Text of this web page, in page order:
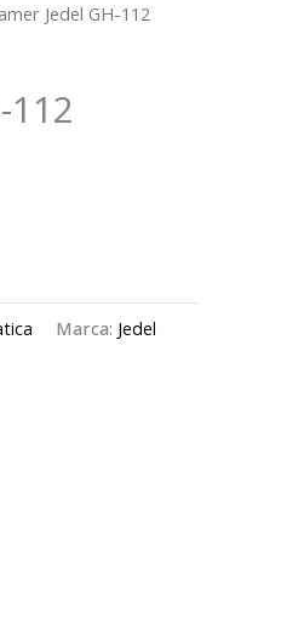
Jedel GH-112
Marca: Jedel